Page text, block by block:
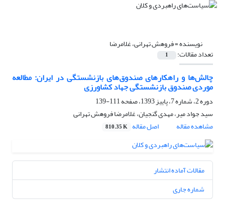
نویسنده =فروهش تهرانی، غلامرضا
تعداد مقالات: 1
چالش‌ها و راهکارهای صندوق‌های بازنشستگی در ایران: مطالعه
موردی صندوق بازنشستگی جهاد کشاورزی
دوره 2، شماره 7، پاییز 1393، صفحه
111-139
سید جواد میر، مهدی گنجیان، غلامرضا فروهش تهرانی
مشاهده مقاله
اصل مقاله 810.35 K
مقالات آماده انتشار
شماره جاری